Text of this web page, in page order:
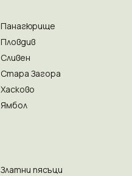
Панагюрище
Пловдив
Сливен
Стара Загора
Хасково
Ямбол
Златни пясъци